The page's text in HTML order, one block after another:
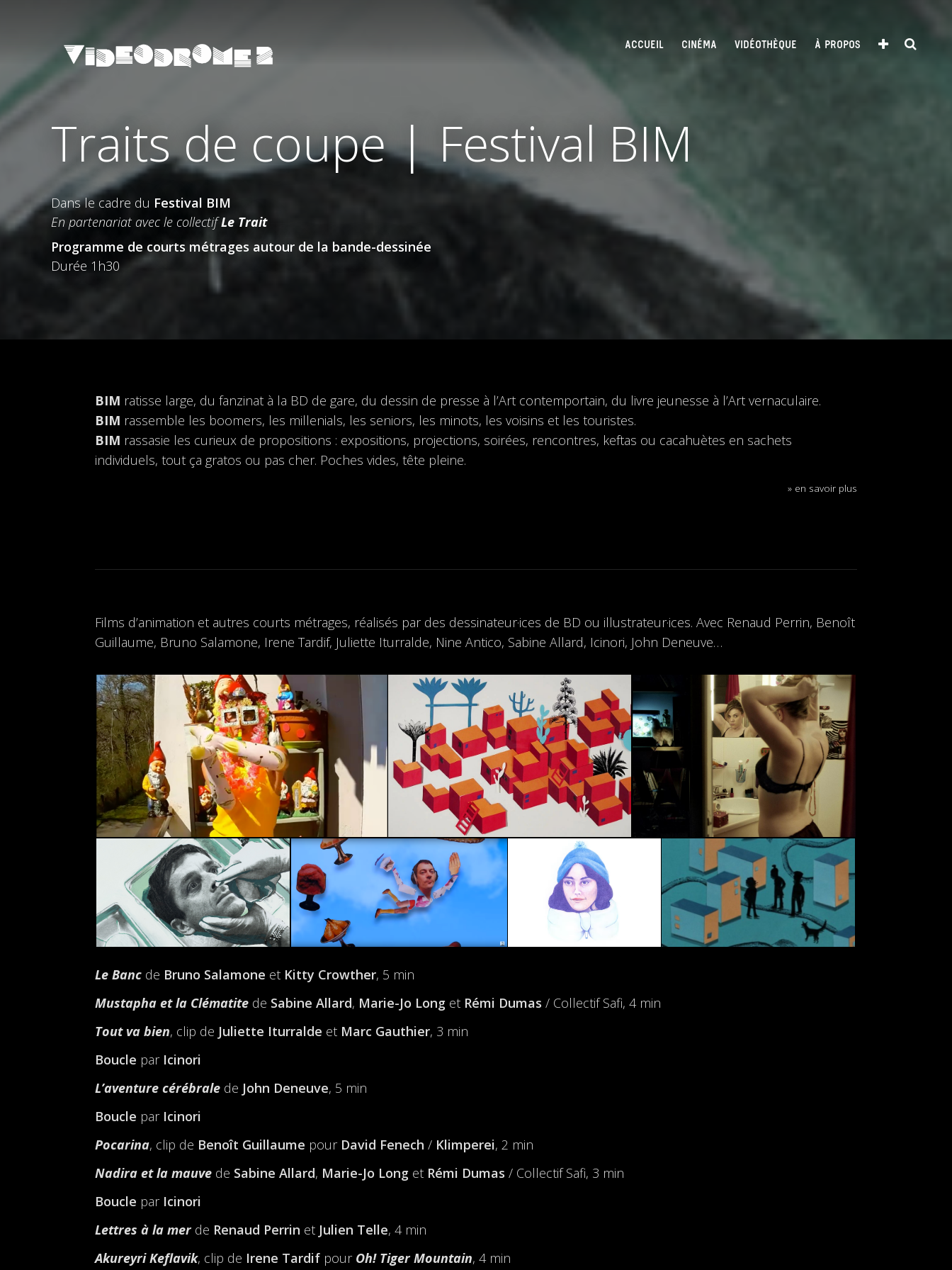
ACCUEIL CINÉMA VIDÉOTHÈQUE À PROPOS
Traits de coupe | Festival BIM
Dans le cadre du Festival BIM
En partenariat avec le collectifLe Trait
Programme de courts métrages autour de la bande-dessinée
Durée 1h30
BIM ratisse large, du fanzinat à la BD de gare, du dessin de presse à l’Art contemportain, du livre jeunesse à l’Art vernaculaire.
BIM rassemble les boomers, les millenials, les seniors, les minots, les voisins et les touristes.
BIM rassasie les curieux de propositions : expositions, projections, soirées, rencontres, keftas ou cacahuètes en sachets
individuels, tout ça gratos ou pas cher. Poches vides, tête pleine.
» en savoir plus
Films d’animation et autres courts métrages, réalisés par des dessinateur·ices de BD ou illustrateur·ices. Avec Renaud Perrin, Benoît
Guillaume, Bruno Salamone, Irene Tardif, Juliette Iturralde, Nine Antico, Sabine Allard, Icinori, John Deneuve…
Le Banc de Bruno Salamone et Kitty Crowther, 5 min
Mustapha et la Clématite de Sabine Allard, Marie-Jo Long et Rémi Dumas / Collectif Safi, 4 min
Tout va bien, clip de Juliette Iturralde et Marc Gauthier, 3 min
Boucle par Icinori
L’aventure cérébrale de John Deneuve, 5 min
Boucle par Icinori
Pocarina, clip de Benoît Guillaume pour David Fenech / Klimperei, 2 min
Nadira et la mauve de Sabine Allard, Marie-Jo Long et Rémi Dumas / Collectif Safi, 3 min
Boucle par Icinori
Lettres à la merde Renaud Perrin et Julien Telle, 4 min
Akureyri Keflavik, clip de Irene Tardif pour Oh! Tiger Mountain, 4 min